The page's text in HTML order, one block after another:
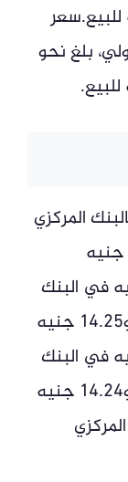
و170.68 جنيه للبيع.سعر
بلغ نحو
المركزي
المصري: 14.22 جنيه للشراء، و14.26 جنيه
في البنك
الأهلي المصري: 14.21 جنيه للشراء، و14.25 جنيه
في البنك
التجاري الدولي: 14.19 جنيه للشراء، و14.24 جنيه